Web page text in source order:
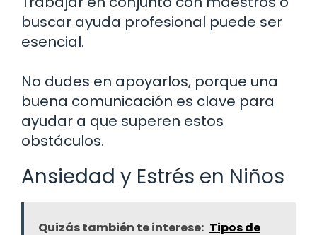
buscar ayuda profesional puede ser
esencial.
No dudes en apoyarlos, porque una
buena comunicación es clave para
ayudar a que superen estos
obstáculos.
Ansiedad y Estrés en Niños
Quizás también te interese: Tipos de